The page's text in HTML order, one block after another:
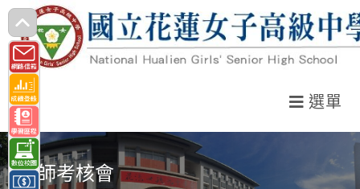
跳
轉
至
主
要
內
容
選單
教師考核會